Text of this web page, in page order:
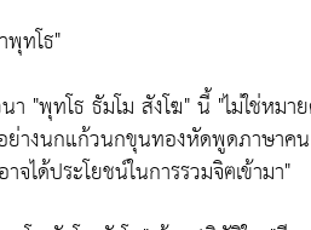
พุทโธ"
า "พุทโธ ธัมโม สังโฆ"นี้ "ไม่ใช่หม
ย่างนกแก้วนกขุนทองหัดพูดภาษาค
จได้ประโยชน์ในการรวมจิฅเข้ามา"